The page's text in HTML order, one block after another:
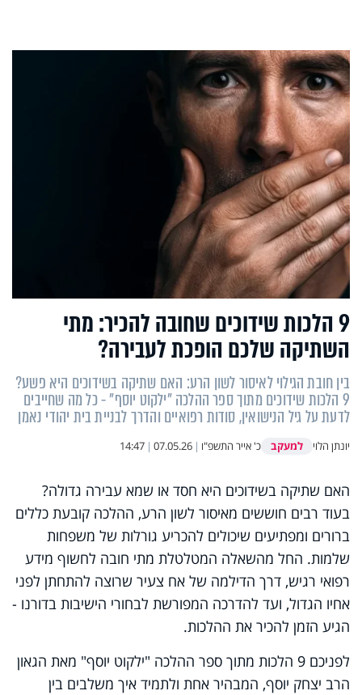
9 הלכות שידוכים שחובה להכיר: מתי
השתיקה שלכם הופכת לעבירה?
בין חובת הגילוי לאיסור לשון הרע: האם שתיקה בשידוכים היא פשע?
9 הלכות שידוכים מתוך ספר ההלכה "ילקוט יוסף" - כל מה שחייבים
לדעת על גיל הנישואין, סודות רפואיים והדרך לבניית בית יהודי נאמן
יונתן הלוי למעקב כ' אייר התשפ"ו |
07.05.26
|
14:47
האם שתיקה בשידוכים היא חסד או שמא עבירה גדולה?
בעוד רבים חוששים מאיסור לשון הרע, ההלכה קובעת כללים
ברורים ומפתיעים שיכולים להכריע גורלות של משפחות
שלמות. החל מהשאלה המטלטלת מתי חובה לחשוף מידע
רפואי רגיש, דרך הדילמה של אח צעיר שרוצה להתחתן לפני
אחיו הגדול, ועד להדרכה המפורשת לבחורי הישיבות בדורנו -
הגיע הזמן להכיר את ההלכות.
לפניכם 9 הלכות מתוך ספר ההלכה "ילקוט יוסף" מאת הגאון
הרב יצחק יוסף, המבהיר אחת ולתמיד איך משלבים בין